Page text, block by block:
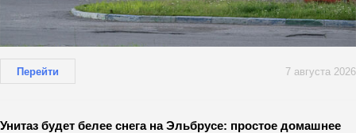
Перейти 7 августа 2026
Унитаз будет белее снега на Эльбрусе: простое домашнее